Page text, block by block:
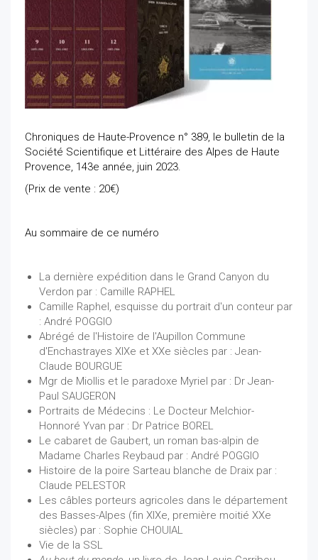
Chroniques de Haute-Provence n° 389, le bulletin de la
Société Scientifique et Littéraire des Alpes de Haute
Provence, 143e année, juin 2023.
(Prix de vente : 20€)
Au sommaire de ce numéro
La dernière expédition dans le Grand Canyon du
Verdon par : Camille RAPHEL
Camille Raphel, esquisse du portrait d'un conteur par
: André POGGIO
Abrégé de l'Histoire de l'Aupillon Commune
d'Enchastrayes XIXe et XXe siècles par : Jean-
Claude BOURGUE
Mgr de Miollis et le paradoxe Myriel par : Dr Jean-
Paul SAUGERON
Portraits de Médecins : Le Docteur Melchior-
Honnoré Yvan par : Dr Patrice BOREL
Le cabaret de Gaubert, un roman bas-alpin de
Madame Charles Reybaud par : André POGGIO
Histoire de la poire Sarteau blanche de Draix par :
Claude PELESTOR
Les câbles porteurs agricoles dans le département
des Basses-Alpes (fin XIXe, première moitié XXe
siècles) par : Sophie CHOUIAL
Vie de la SSL